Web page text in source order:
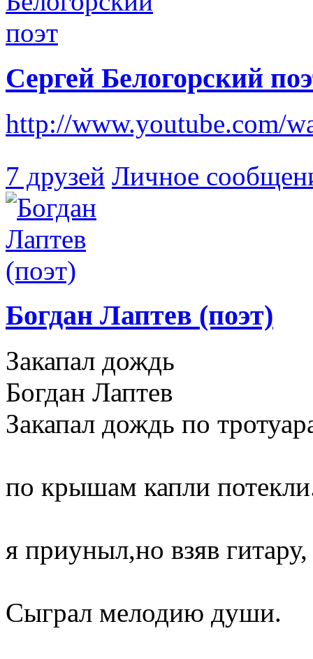
Сергей Белогорский
http://www.youtube.com/
7 друзей Личное
Богдан Лаптев (поэт)
Закапал дождь
Богдан Лаптев
Закапал дождь по
по крышам капли
я приуныл,но взяв гитару,
Сыграл мелодию души.